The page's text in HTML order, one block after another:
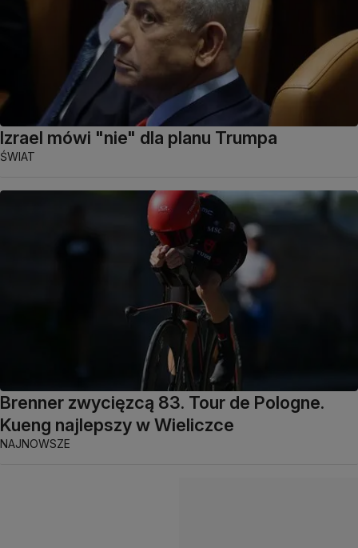
Izrael mówi "nie" dla planu Trumpa
ŚWIAT
Brenner zwycięzcą 83. Tour de Pologne.
Kueng najlepszy w Wieliczce
NAJNOWSZE